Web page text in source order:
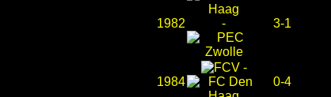
1982 - 3-1
1984
-
0-4